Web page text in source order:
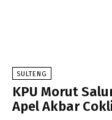
SULTENG
KPU Morut
Apel Akbar